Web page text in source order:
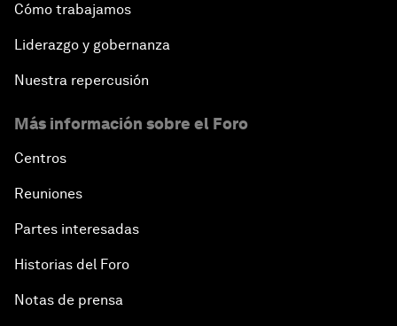
Cómo trabajamos
Liderazgo y gobernanza
Nuestra repercusión
Más información sobre el Foro
Centros
Reuniones
Partes interesadas
Historias del Foro
Notas de prensa